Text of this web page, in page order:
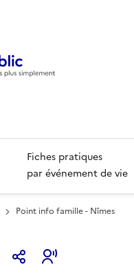
Fiches pratiques
par événement de vie
Point info famille - Nîmes